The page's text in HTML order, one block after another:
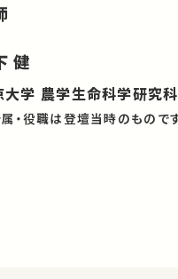
健
大学 農学生命科学研究
・役職は登壇当時のものです